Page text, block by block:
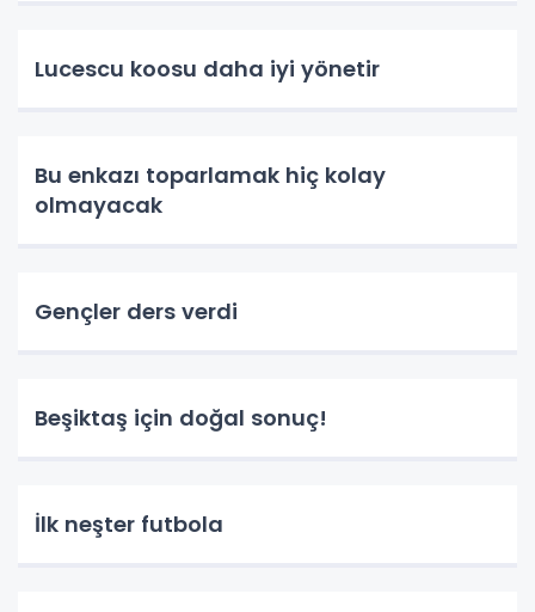
Lucescu koosu daha iyi yönetir
Bu enkazı toparlamak hiç kolay
olmayacak
Gençler ders verdi
Beşiktaş için doğal sonuç!
İlk neşter futbola